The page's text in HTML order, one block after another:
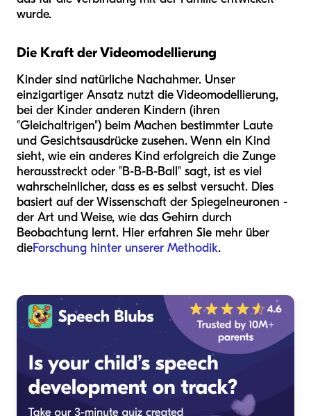
wurde.
Die Kraft der Videomodellierung
Kinder sind natürliche Nachahmer. Unser
einzigartiger Ansatz nutzt die Videomodellierung,
bei der Kinder anderen Kindern (ihren
"Gleichaltrigen") beim Machen bestimmter Laute
und Gesichtsausdrücke zusehen. Wenn ein Kind
sieht, wie ein anderes Kind erfolgreich die Zunge
herausstreckt oder "B-B-B-Ball" sagt, ist es viel
wahrscheinlicher, dass es es selbst versucht. Dies
basiert auf der Wissenschaft der Spiegelneuronen -
der Art und Weise, wie das Gehirn durch
Beobachtung lernt. Hier erfahren Sie mehr über
dieForschung hinter unserer Methodik.